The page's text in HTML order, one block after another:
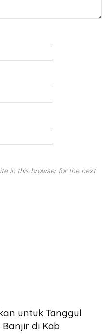
in this browser for the next
untuk Tanggul
di Kab